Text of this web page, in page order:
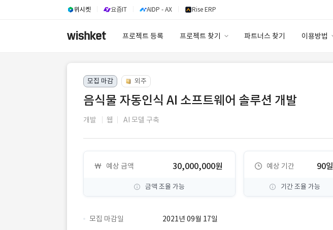
위시켓 요즘IT AIDP - AX Rise ERP
프로젝트 등록 프로젝트 찾기 파트너스 찾기 이용방법
모집 마감 외주
음식물 자동인식 AI 소프트웨어 솔루션 개발
개발 웹 AI 모델 구축
예상 금액 30,000,000원
금액 조율 가능
예상 기간 90일
기간 조율 가능
모집 마감일 2021년 09월 17일